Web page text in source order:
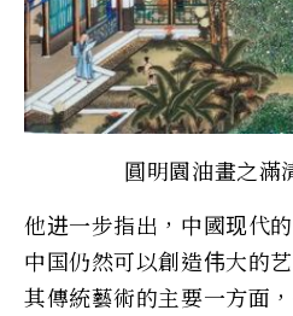
圓明園油畫之滿
他进一步指出，中國现代
中国仍然可以創造伟大的
其傳統藝術的主要一方面